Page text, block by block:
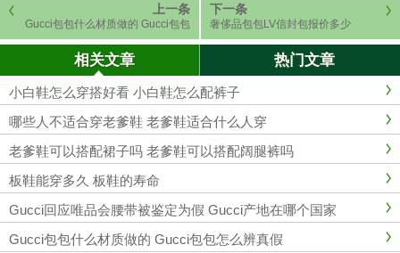
上一条
Gucci包包什么材质做的 Gucci包包
下一条
奢侈品包包LV信封包报价多少
相关文章 热门文章
小白鞋怎么穿搭好看 小白鞋怎么配裤子
哪些人不适合穿老爹鞋 老爹鞋适合什么人穿
老爹鞋可以搭配裙子吗 老爹鞋可以搭配阔腿裤吗
板鞋能穿多久 板鞋的寿命
Gucci回应唯品会腰带被鉴定为假 Gucci产地在哪个国家
Gucci包包什么材质做的 Gucci包包怎么辨真假